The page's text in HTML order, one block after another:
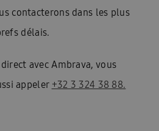
contacterons dans les plus
délais.
avec Ambrava, vous
appeler +32 3 324 38 88.